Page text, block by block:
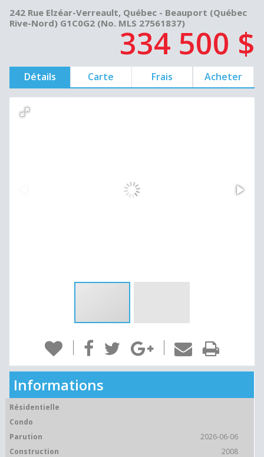
242 Rue Elzéar-Verreault, Québec - Beauport (Québec
Rive-Nord) G1C0G2 (No. MLS 27561837)334 500 $
Détails Carte Frais Acheter
Informations
Résidentielle
Condo
Parution
2026-06-06
Construction
2008